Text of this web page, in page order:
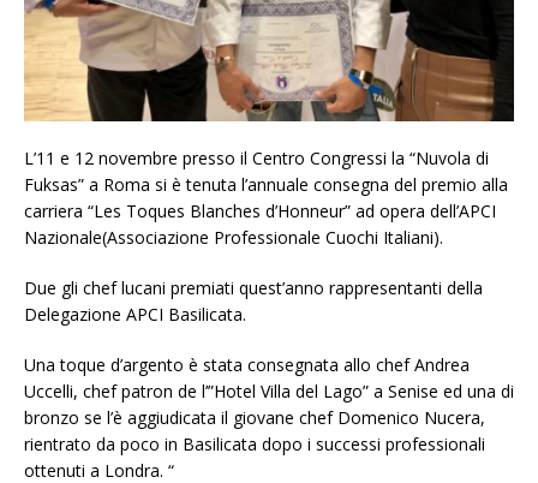
L’11 e 12 novembre presso il Centro Congressi la “Nuvola di
Fuksas” a Roma si è tenuta l’annuale consegna del premio alla
carriera “Les Toques Blanches d’Honneur” ad opera dell’APCI
Nazionale(Associazione Professionale Cuochi Italiani).
Due gli chef lucani premiati quest’anno rappresentanti della
Delegazione APCI Basilicata.
Una toque d’argento è stata consegnata allo chef Andrea
Uccelli, chef patron de l’”Hotel Villa del Lago” a Senise ed una di
bronzo se l’è aggiudicata il giovane chef Domenico Nucera,
rientrato da poco in Basilicata dopo i successi professionali
ottenuti a Londra. “